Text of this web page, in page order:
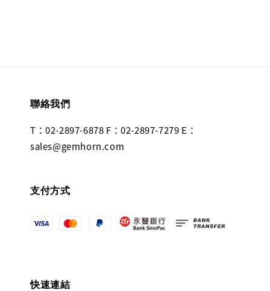
聯絡我們
T：02-2897-6878 F：02-2897-7279 E：
sales@gemhorn.com
支付方式
快速連結